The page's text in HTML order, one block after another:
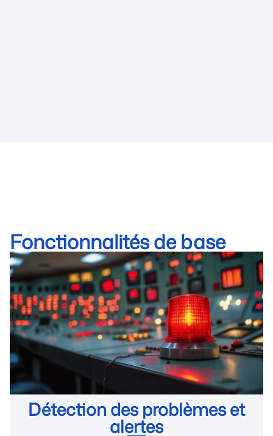
Fonctionnalités de base
Détection des problèmes et
alertes